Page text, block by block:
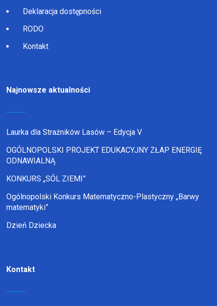
Deklaracja dostępności
RODO
Kontakt
Najnowsze aktualności
Laurka dla Strażników Lasów – Edycja V
OGÓLNOPOLSKI PROJEKT EDUKACYJNY ZŁAP ENERGIĘ
ODNAWIALNĄ
KONKURS „SÓL ZIEMI”
Ogólnopolski Konkurs Matematyczno-Plastyczny „Barwy
matematyki”
Dzień Dziecka
Kontakt